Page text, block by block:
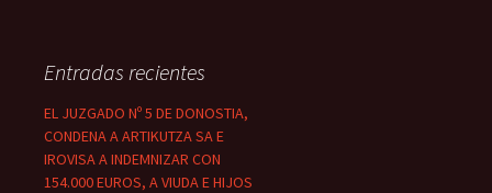
Entradas recientes
EL JUZGADO Nº 5 DE DONOSTIA,
CONDENA A ARTIKUTZA SA E
IROVISA A INDEMNIZAR CON
154.000 EUROS, A VIUDA E HIJOS